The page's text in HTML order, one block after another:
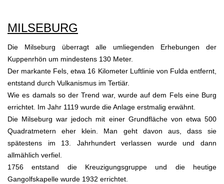
MILSEBURG
Die Milseburg überragt alle umliegenden Erhebungen der
Kuppenrhön um mindestens 130 Meter.
Der markante Fels, etwa 16 Kilometer Luftlinie von Fulda entfernt,
entstand durch Vulkanismus im Tertiär.
Wie es damals so der Trend war, wurde auf dem Fels eine Burg
errichtet. Im Jahr 1119 wurde die Anlage erstmalig erwähnt.
Die Milseburg war jedoch mit einer Grundfläche von etwa 500
Quadratmetern eher klein. Man geht davon aus, dass sie
spätestens im 13. Jahrhundert verlassen wurde und dann
allmählich verfiel.
1756 entstand die Kreuzigungsgruppe und die heutige
Gangolfskapelle wurde 1932 errichtet.